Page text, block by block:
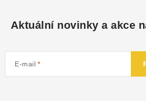
Aktuální novinky a akce
E-mail